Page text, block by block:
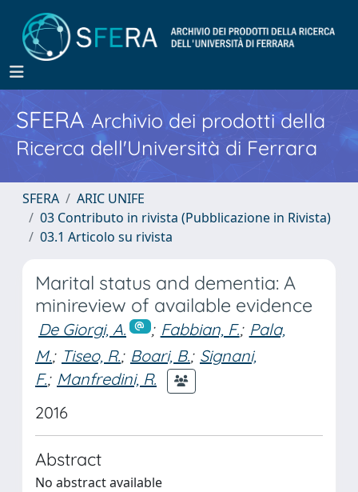
SFERA Archivio dei prodotti della
Ricerca dell'Università di Ferrara
SFERA
ARIC UNIFE
03 Contributo in rivista (Pubblicazione in Rivista)
03.1 Articolo su rivista
Marital status and dementia: A
minireview of available evidence
De Giorgi, A. ; Fabbian, F.; Pala,
M.; Tiseo, R.; Boari, B.; Signani,
F.; Manfredini, R.
2016
Abstract
No abstract available